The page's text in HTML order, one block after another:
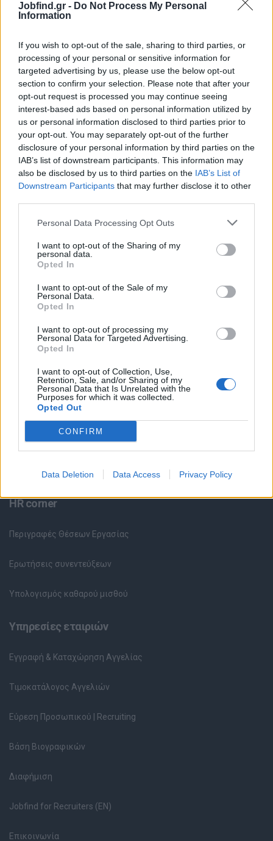
Jobfind.gr - Do Not Process My Personal
Information
If you wish to opt-out of the sale, sharing to third parties, or
processing of your personal or sensitive information for
targeted advertising by us, please use the below opt-out
section to confirm your selection. Please note that after your
opt-out request is processed you may continue seeing
interest-based ads based on personal information utilized by
us or personal information disclosed to third parties prior to
your opt-out. You may separately opt-out of the further
disclosure of your personal information by third parties on the
IAB’s list of downstream participants. This information may
also be disclosed by us to third parties on the IAB’s List of
Downstream Participants that may further disclose it to other
Personal Data Processing Opt Outs
I want to opt-out of the Sharing of my
personal data.
Opted In
I want to opt-out of the Sale of my
Personal Data.
Opted In
I want to opt-out of processing my
Personal Data for Targeted Advertising.
Opted In
I want to opt-out of Collection, Use,
Retention, Sale, and/or Sharing of my
Personal Data that Is Unrelated with the
Purposes for which it was collected.
Opted Out
CONFIRM
Data Deletion Data Access Privacy Policy
Θέσεις εργασίας
Όλες οι Θέσεις Εργασίας
Θέσεις Εργασίας ανά Εταιρεία
Κέντρο Βοήθειας
Υπηρεσίες υποψηφίων
Καταχώρηση Online Βιογραφικού
Συμβουλές Καριέρας
HR corner
Περιγραφές Θέσεων Εργασίας
Ερωτήσεις συνεντεύξεων
Υπολογισμός καθαρού μισθού
Υπηρεσίες εταιριών
Εγγραφή & Καταχώρηση Αγγελίας
Τιμοκατάλογος Αγγελιών
Εύρεση Προσωπικού | Recruiting
Βάση Βιογραφικών
Διαφήμιση
Jobfind for Recruiters (EN)
Επικοινωνία